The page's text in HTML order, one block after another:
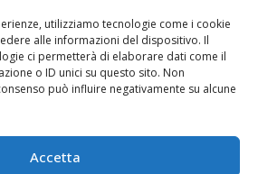
utilizziamo tecnologie come i cookie
alle informazioni del dispositivo. Il
ci permetterà di elaborare dati come il
o ID unici su questo sito. Non
può influire negativamente su alcune
Accetta
50141 Firenze FI
392 2343100